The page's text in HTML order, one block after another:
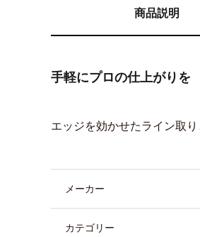
商品説明
手軽にプロの仕上がりを
エッジを効かせたライン取
メーカー
カテゴリー